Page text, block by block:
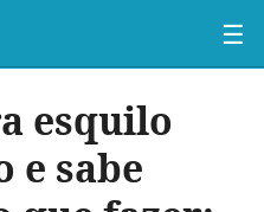
☰
esquilo
e sabe